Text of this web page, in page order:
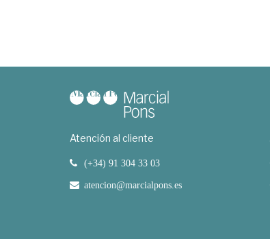
Atención al cliente
(+34) 91 304 33 03
atencion@marcialpons.es